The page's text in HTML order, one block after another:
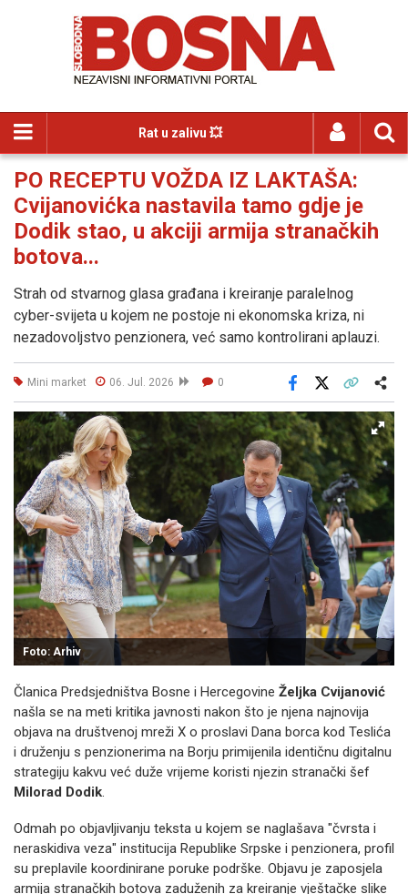
Rat u zalivu 💥
PO RECEPTU VOŽDA IZ LAKTAŠA:
Cvijanovićka nastavila tamo gdje je
Dodik stao, u akciji armija stranačkih
botova...
Strah od stvarnog glasa građana i kreiranje paralelnog
cyber-svijeta u kojem ne postoje ni ekonomska kriza, ni
nezadovoljstvo penzionera, već samo kontrolirani aplauzi.
Mini market 06. Jul. 2026 0
Facebook
Foto: Arhiv
Članica Predsjedništva Bosne i Hercegovine Željka Cvijanović
našla se na meti kritika javnosti nakon što je njena najnovija
objava na društvenoj mreži X o proslavi Dana borca kod Teslića
i druženju s penzionerima na Borju primijenila identičnu digitalnu
strategiju kakvu već duže vrijeme koristi njezin stranački šef
Milorad Dodik.
Odmah po objavljivanju teksta u kojem se naglašava "čvrsta i
neraskidiva veza" institucija Republike Srpske i penzionera, profil
su preplavile koordinirane poruke podrške. Objavu je zaposjela
armija stranačkih botova zaduženih za kreiranje vještačke slike